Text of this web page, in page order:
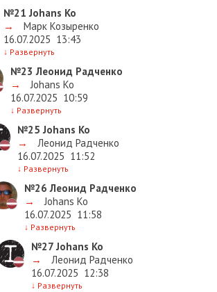
№21 Johans Ko
→
Марк Козыренко
16.07.2025 13:43
↓ Развернуть
№23 Леонид Радченко
→
Johans Ko
16.07.2025 10:59
↓ Развернуть
№25 Johans Ko
→
Леонид Радченко
16.07.2025 11:52
↓ Развернуть
№26 Леонид Радченко
→
Johans Ko
16.07.2025 11:58
↓ Развернуть
№27Johans Ko
→
Леонид Радченко
16.07.2025 12:38
↓ Развернуть